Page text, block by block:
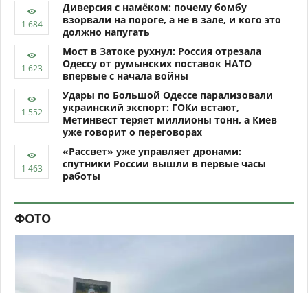
Диверсия с намёком: почему бомбу
взорвали на пороге, а не в зале, и кого это
должно напугать
Мост в Затоке рухнул: Россия отрезала
Одессу от румынских поставок НАТО
впервые с начала войны
Удары по Большой Одессе парализовали
украинский экспорт: ГОКи встают,
Метинвест теряет миллионы тонн, а Киев
уже говорит о переговорах
«Рассвет» уже управляет дронами:
спутники России вышли в первые часы
работы
ФОТО